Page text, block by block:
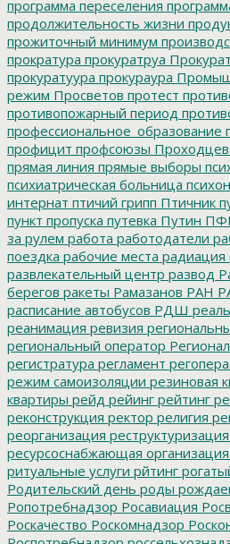
программа переселения
продолжительность жизни
прожиточный минимум
прократура прокуратруа
прокуратуура прокураура
режим Просветов протест
противопожарный период
профессиональное_образование
профицит профсоюзы Проходцев
прямая линия прямые выборы
психиатрическая больница
интернат птичий грипп Птичник
пункт пропуска путевка Путин
за рулем работа работодатели
поездка рабочие места радиация
развлекательный центр развод
берегов ракеты Рамазанов РАН
расписание автобусов РДШ
реанимация ревизия
региональный оператор
регистратура регламент
режим самоизоляции резиновая
квартиры рейд рейинг рейтинг
реконструкция ректор религия
реорганизация реструктуризация
ресурсоснабжающая организация
ритуальные услуги рйтинг
Родительский день роды
Ропотребнадзор Росавиация
Роскачество Роскомнадзор